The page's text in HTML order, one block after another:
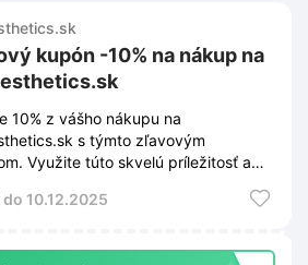
kupón -10% na nákup na
10% z vášho nákupu na
s týmto zľavovým
Využite túto skvelú príležitosť a
do 10.12.2025